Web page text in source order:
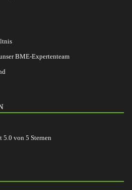
BME-Expertenteam
5.0 von 5 Sternen